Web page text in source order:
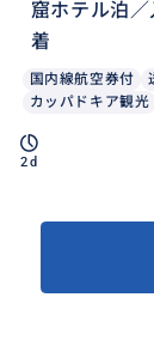
窟ホテル泊
着
国内線航空券付
カッパドキア観光
2d